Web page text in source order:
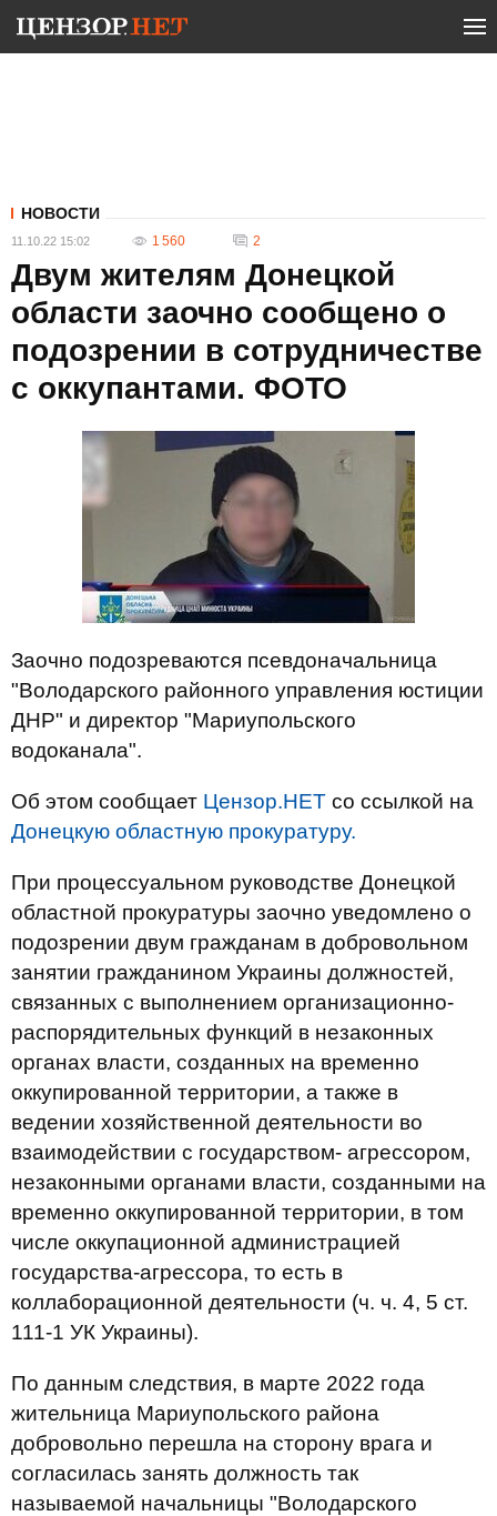
НОВОСТИ
11.10.22 15:02 1 560 2
Двум жителям Донецкой
области заочно сообщено о
подозрении в сотрудничестве
с оккупантами. ФОТО
Заочно подозреваются псевдоначальница
"Володарского районного управления юстиции
ДНР" и директор "Мариупольского
водоканала".
Об этом сообщает Цензор.НЕТ со ссылкой на
Донецкую областную прокуратуру.
При процессуальном руководстве Донецкой
областной прокуратуры заочно уведомлено о
подозрении двум гражданам в добровольном
занятии гражданином Украины должностей,
связанных с выполнением организационно-
распорядительных функций в незаконных
органах власти, созданных на временно
оккупированной территории, а также в
ведении хозяйственной деятельности во
взаимодействии с государством- агрессором,
незаконными органами власти, созданными на
временно оккупированной территории, в том
числе оккупационной администрацией
государства-агрессора, то есть в
коллаборационной деятельности (ч. ч. 4, 5 ст.
111-1 УК Украины).
По данным следствия, в марте 2022 года
жительница Мариупольского района
добровольно перешла на сторону врага и
согласилась занять должность так
называемой начальницы "Володарского